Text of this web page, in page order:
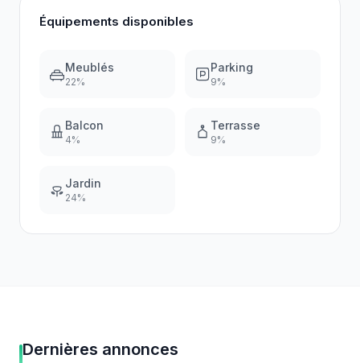
Équipements disponibles
Meublés
22%
Parking
9%
Balcon
4%
Terrasse
9%
Jardin
24%
Dernières annonces